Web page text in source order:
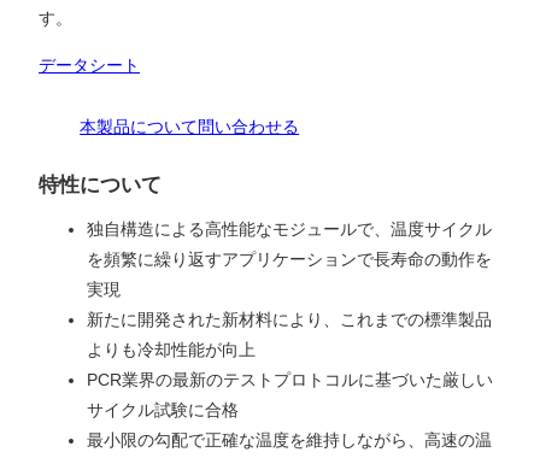
す。
データシート
本製品について問い合わせる
特性について
独自構造による高性能なモジュールで、温度サイクル
を頻繁に繰り返すアプリケーションで長寿命の動作を
実現
新たに開発された新材料により、これまでの標準製品
よりも冷却性能が向上
PCR業界の最新のテストプロトコルに基づいた厳しい
サイクル試験に合格
最小限の勾配で正確な温度を維持しながら、高速の温